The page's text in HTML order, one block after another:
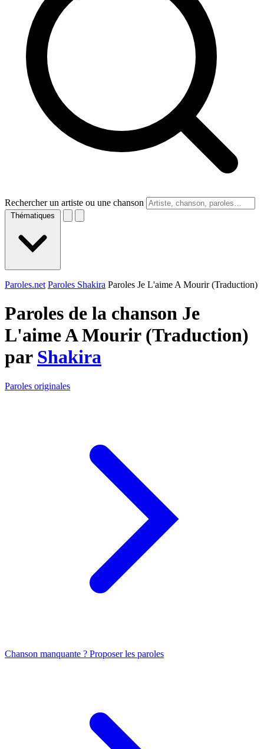
Rechercher un artiste ou une chanson
Thématiques
Paroles.net Paroles Shakira Paroles Je L'aime A Mourir (Traduction)
Paroles de la chanson Je
L'aime A Mourir (Traduction)
par Shakira
Paroles originales
Chanson manquante ? Proposer les paroles